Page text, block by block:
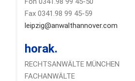
Fax 0341.98 99 45-59
leipzig@anwalthannover.com
horak.
RECHTSANWÄLTE MÜNCHEN
FACHANWÄLTE